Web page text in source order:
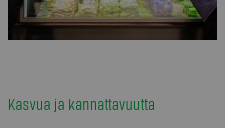
Kasvua ja kannattavuutta